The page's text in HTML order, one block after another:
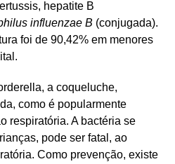
hepatite B
influenzae B (conjugada).
foi de 90,42% em menores
a coqueluche,
como é popularmente
respiratória. A bactéria se
pode ser fatal, ao
Como prevenção, existe